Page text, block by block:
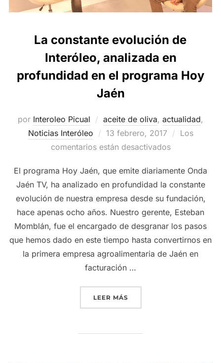
La constante evolución de
Interóleo, analizada en
profundidad en el programa Hoy
Jaén
por Interoleo Picual aceite de oliva, actualidad,
Noticias Interóleo
Publicado
el
13 febrero, 2017
Los
comentarios están desactivados
El programa Hoy Jaén, que emite diariamente Onda
Jaén TV, ha analizado en profundidad la constante
evolución de nuestra empresa desde su fundación,
hace apenas ocho años. Nuestro gerente, Esteban
Momblán, fue el encargado de desgranar los pasos
que hemos dado en este tiempo hasta convertirnos en
la primera empresa agroalimentaria de Jaén en
facturación …
LEER MÁS«LA CONSTANTE